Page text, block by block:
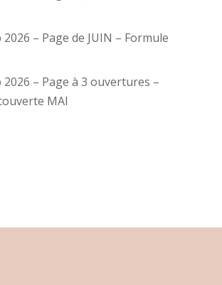
– Page de JUIN – Formule
– Page à 3 ouvertures –
MAI